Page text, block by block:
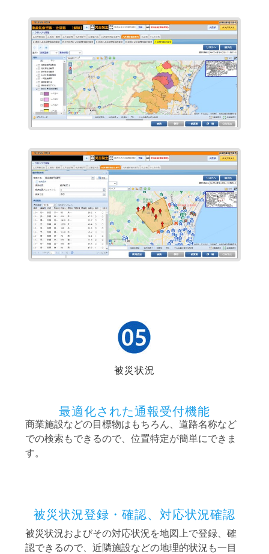
被災状況
最適化された通報受付機能
商業施設などの目標物はもちろん、道路名称など
での検索もできるので、位置特定が簡単にできま
す。
被災状況登録・確認、対応状況確認
被災状況およびその対応状況を地図上で登録、確
認できるので、近隣施設などの地理的状況も一目